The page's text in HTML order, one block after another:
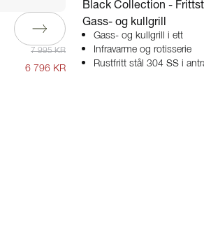
7 995 KR
6 796 KR
Black Collection -
Gass- og kullgrill
Gass- og kullgrill i ett
Infravarme og rotisserie
Rustfritt stål 304 SS i